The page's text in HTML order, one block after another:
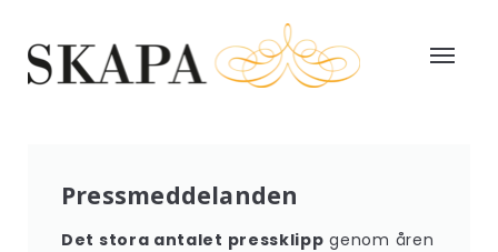
Pressmeddelanden
Det stora antalet pressklipp genom åren